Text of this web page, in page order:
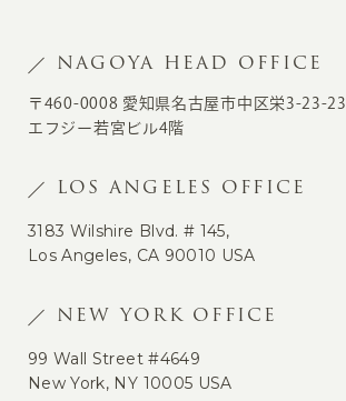
NAGOYA HEAD OFFICE
〒460-0008 愛知県名古屋市中区栄3-23-23
エフジー若宮ビル4階
LOS ANGELES OFFICE
3183 Wilshire Blvd. # 145,
Los Angeles, CA 90010 USA
NEW YORK OFFICE
99 Wall Street #4649
New York, NY 10005 USA